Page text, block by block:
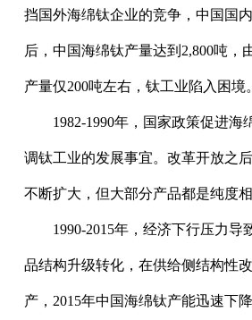
挡国外海绵钛企业的竞争，中国国
后，中国海绵钛产量达到2,800吨
产量仅200吨左右，钛工业陷入困境。
1982-1990年，国家政策促进海
调钛工业的发展事宜。改革开放之
不断扩大，但大部分产品都是纯度
1990-2015年，经济下行压力导
品结构升级转化，在供给侧结构性
产，2015年中国海绵钛产能迅速下降